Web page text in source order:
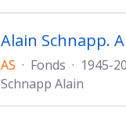
Alain Schnapp.
AS · Fonds · 1945-
Schnapp Alain